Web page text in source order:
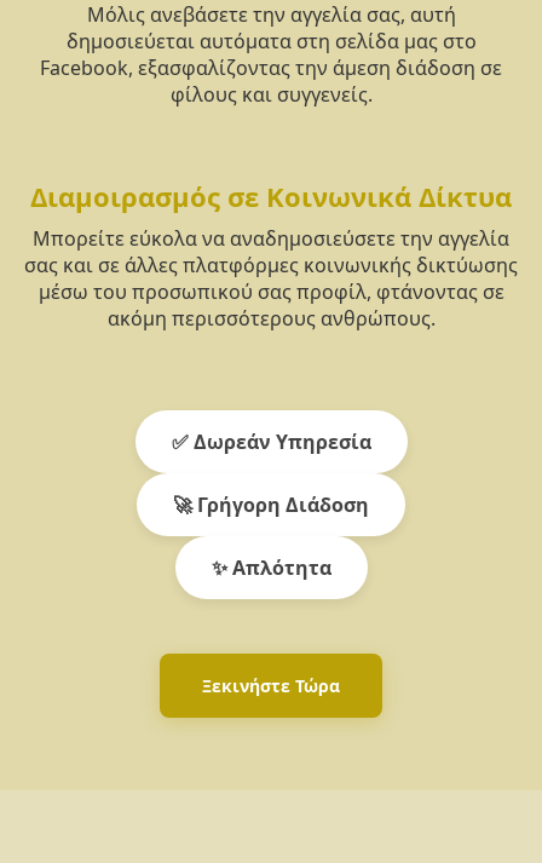
Μόλις ανεβάσετε την αγγελία σας, αυτή
δημοσιεύεται αυτόματα στη σελίδα μας στο
Facebook, εξασφαλίζοντας την άμεση διάδοση σε
φίλους και συγγενείς.
Διαμοιρασμός σε Κοινωνικά Δίκτυα
Μπορείτε εύκολα να αναδημοσιεύσετε την αγγελία
σας και σε άλλες πλατφόρμες κοινωνικής δικτύωσης
μέσω του προσωπικού σας προφίλ, φτάνοντας σε
ακόμη περισσότερους ανθρώπους.
✅ Δωρεάν Υπηρεσία
🚀 Γρήγορη Διάδοση
✨ Απλότητα
Ξεκινήστε Τώρα